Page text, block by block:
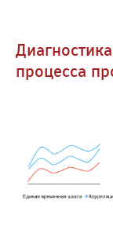
процесса